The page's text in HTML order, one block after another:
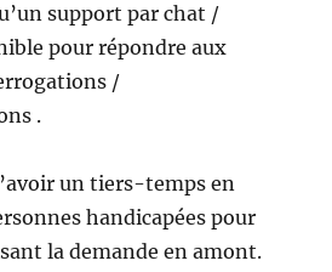
support par chat /
pour répondre aux
/
.
un tiers-temps en
handicapées pour
la demande en amont.